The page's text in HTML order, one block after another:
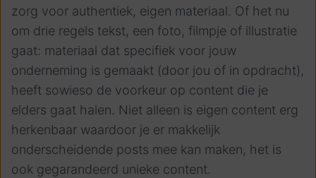
zorg voor authentiek, eigen materiaal. Of het nu
om drie regels tekst, een foto, filmpje of illustratie
gaat: materiaal dat specifiek voor jouw
onderneming is gemaakt (door jou of in opdracht),
heeft sowieso de voorkeur op content die je
elders gaat halen. Niet alleen is eigen content erg
herkenbaar waardoor je er makkelijk
onderscheidende posts mee kan maken, het is
ook gegarandeerd unieke content.